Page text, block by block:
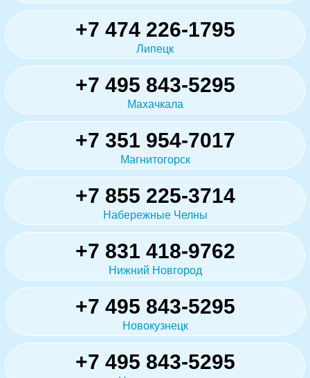
+7 474 226-1795
Липецк
+7 495 843-5295
Махачкала
+7 351 954-7017
Магнитогорск
+7 855 225-3714
Набережные Челны
+7 831 418-9762
Нижний Новгород
+7 495 843-5295
Новокузнецк
+7 495 843-5295